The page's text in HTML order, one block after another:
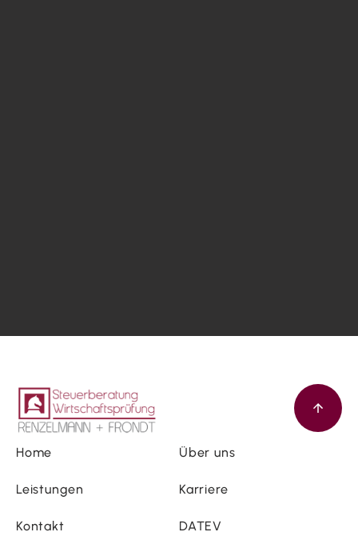
Home Über uns
Leistungen Karriere
Kontakt DATEV